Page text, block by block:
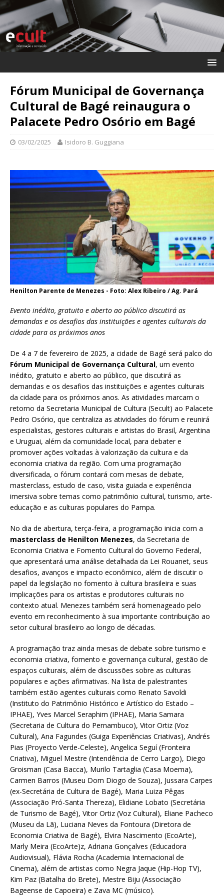
Fórum Municipal de Governança
Cultural de Bagé reinaugura o
Palacete Pedro Osório em Bagé
03/02/2025 Isidoro B. Guggiana
Henilton Parente de Menezes - Foto: Alex Ribeiro / Ag. Pará
Evento inédito, gratuito e aberto ao público discutirá as
demandas e os desafios das instituições e agentes culturais da
cidade para os próximos anos
De 4 a 7 de fevereiro de 2025, a cidade de Bagé será palco do
Fórum Municipal de Governança Cultural, um evento
inédito, gratuito e aberto ao público, que discutirá as
demandas e os desafios das instituições e agentes culturais
da cidade para os próximos anos. As atividades marcam o
retorno da Secretaria Municipal de Cultura (Secult) ao Palacete
Pedro Osório, que centraliza as atividades do fórum e reunirá
especialistas, gestores culturais e artistas do Brasil, Argentina
e Uruguai, além da comunidade local, para debater e
promover ações voltadas à valorização da cultura e da
economia criativa da região. Com uma programação
diversificada, o fórum contará com mesas de debate,
masterclass, estudo de caso, visita guiada e experiência
imersiva sobre temas como patrimônio cultural, turismo, arte-
educação e as culturas populares do Pampa.
No dia de abertura, terça-feira, a programação inicia com a
masterclass de Henilton Menezes, da Secretaria de
Economia Criativa e Fomento Cultural do Governo Federal,
que apresentará uma análise detalhada da Lei Rouanet, seus
desafios, avanços e impacto econômico, além de discutir o
papel da legislação no fomento à cultura brasileira e suas
implicações para os artistas e produtores culturais no
contexto atual. Menezes também será homenageado pelo
evento em reconhecimento à sua importante contribuição ao
setor cultural brasileiro ao longo de décadas.
A programação traz ainda mesas de debate sobre turismo e
economia criativa, fomento e governança cultural, gestão de
espaços culturais, além de discussões sobre as culturas
populares e ações afirmativas. Na lista de palestrantes
também estão agentes culturais como Renato Savoldi
(Instituto do Patrimônio Histórico e Artístico do Estado –
IPHAE), Yves Marcel Seraphim (IPHAE), Maria Samara
(Secretaria de Cultura do Pernambuco), Vitor Ortiz (Voz
Cultural), Ana Fagundes (Guiga Experiências Criativas), Andrés
Pias (Proyecto Verde-Celeste), Angelica Seguí (Fronteira
Criativa), Miguel Mestre (Intendência de Cerro Largo), Diego
Groisman (Casa Bacca), Murilo Tartaglia (Casa Moema),
Carmen Barros (Museu Dom Diogo de Souza), Jussara Carpes
(ex-Secretária de Cultura de Bagé), Maria Luiza Pêgas
(Associação Pró-Santa Thereza), Elidiane Lobato (Secretária
de Turismo de Bagé), Vitor Ortiz (Voz Cultural), Eliane Pacheco
(Museu da Lã), Luciana Neves da Fontoura (Diretora de
Economia Criativa de Bagé), Elvira Nascimento (EcoArte),
Marly Meira (EcoArte)z, Adriana Gonçalves (Educadora
Audiovisual), Flávia Rocha (Academia Internacional de
Cinema), além de artistas como Negra Jaque (Hip-Hop TV),
Kim Paz (Batalha do Brete), Mestre Biju (Associação
Bageense de Capoeira) e Zava MC (músico).